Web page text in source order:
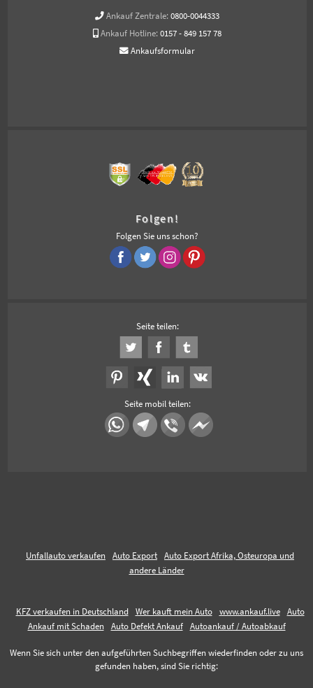
Ankauf Zentrale: 0800-0044333
Ankauf Hotline: 0157 - 849 157 78
Ankaufsformular
Folgen!
Folgen Sie uns schon?
Seite teilen:
Seite mobil teilen:
Unfallauto verkaufen Auto Export
Auto Export Afrika, Osteuropa und
andere Länder
KFZ verkaufen in Deutschland Wer kauft mein Auto www.ankauf.live
Auto
Ankauf mit Schaden
Auto Defekt Ankauf Autoankauf / Autoabkauf
Wenn Sie sich unter den aufgeführten Suchbegriffen wiederfinden oder zu uns
gefunden haben, sind Sie richtig: